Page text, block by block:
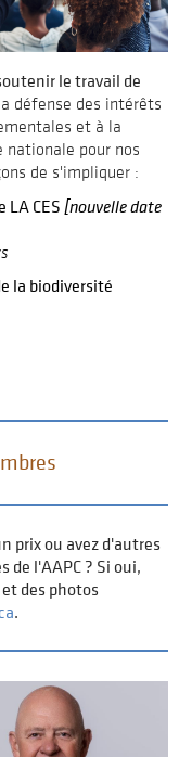
le travail de
défense des intérêts
et à la
nationale pour nos
de s'impliquer :
LA CES[nouvelle date
la biodiversité
prix ou avez d'autres
de l'AAPC ? Si oui,
des photos
.